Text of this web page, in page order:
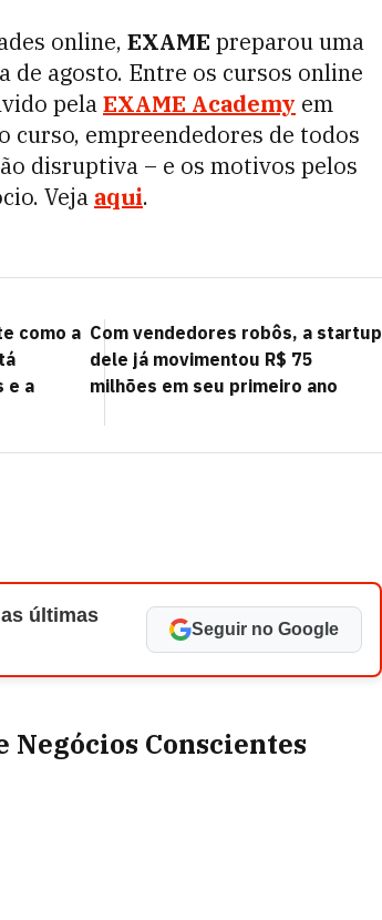
online, EXAME preparou uma
de agosto. Entre os cursos online
pelaEXAME Academy em
curso, empreendedores de todos
disruptiva – e os motivos pelos
Veja aqui.
como a
e a
Com vendedores robôs, a startup
dele já movimentou R$ 75
milhões em seu primeiro ano
últimas
Seguir no Google
Conscientes